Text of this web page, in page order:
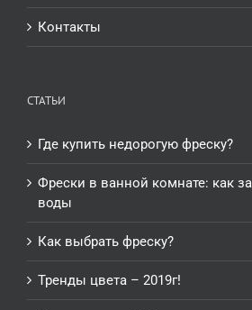
Контакты
СТАТЬИ
Где купить недорогую фреску?
Фрески в ванной комнате: как
воды
Как выбрать фреску?
Тренды цвета – 2019г!